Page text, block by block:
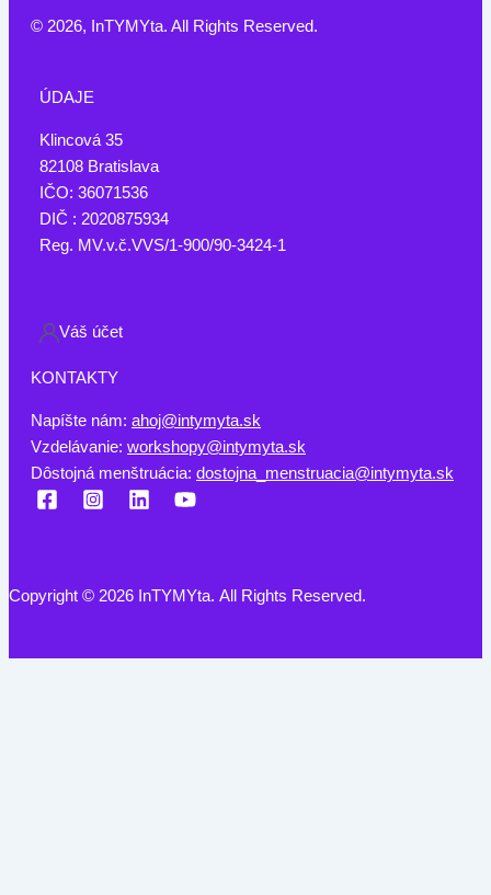
© 2026, InTYMYta. All Rights Reserved.
ÚDAJE
Klincová 35
82108 Bratislava
IČO: 36071536
DIČ : 2020875934
Reg. MV.v.č.VVS/1-900/90-3424-1
Váš účet
KONTAKTY
Napíšte nám: ahoj@intymyta.sk
Vzdelávanie: workshopy@intymyta.sk
Dôstojná menštruácia: dostojna_menstruacia@intymyta.sk
Copyright © 2026 InTYMYta. All Rights Reserved.